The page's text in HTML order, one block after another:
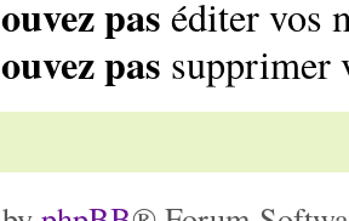
pas éditer vos
pas supprimer